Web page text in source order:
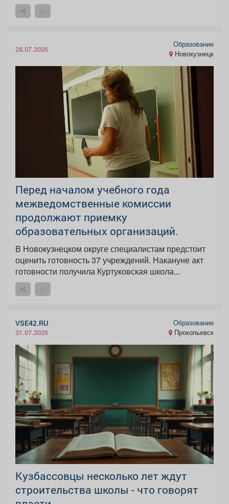
28.07.2026
Образование
Новокузнецк
Перед началом учебного года
межведомственные комиссии
продолжают приемку
образовательных организаций.
В Новокузнецком округе специалистам предстоит
оценить готовность 37 учреждений. Накануне акт
готовности получила Куртуковская школа...
VSE42.RU
31.07.2026
Образование
Прокопьевск
Кузбассовцы несколько лет ждут
строительства школы - что говорят